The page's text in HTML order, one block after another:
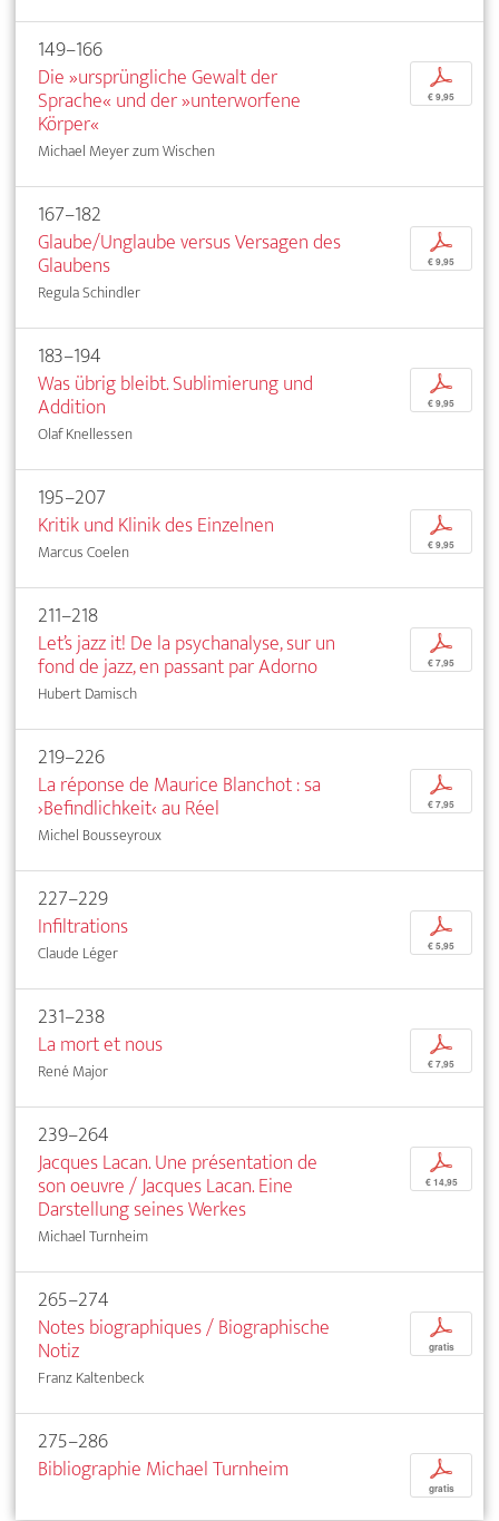
149–166
Die »ursprüngliche Gewalt der
Sprache« und der »unterworfene
Körper«
Michael Meyer zum Wischen
p
€ 9,95
167–182
Glaube/Unglaube versus Versagen des
Glaubens
Regula Schindler
p
€ 9,95
183–194
Was übrig bleibt. Sublimierung und
Addition
Olaf Knellessen
p
€ 9,95
195–207
Kritik und Klinik des Einzelnen
Marcus Coelen
p
€ 9,95
211–218
Let’s jazz it! De la psychanalyse, sur un
fond de jazz, en passant par Adorno
Hubert Damisch
p
€ 7,95
219–226
La réponse de Maurice Blanchot : sa
›Befindlichkeit‹ au Réel
Michel Bousseyroux
p
€ 7,95
227–229
Infiltrations
Claude Léger
p
€ 5,95
231–238
La mort et nous
René Major
p
€ 7,95
239–264
Jacques Lacan. Une présentation de
son oeuvre / Jacques Lacan. Eine
Darstellung seines Werkes
Michael Turnheim
p
€ 14,95
265–274
Notes biographiques / Biographische
Notiz
Franz Kaltenbeck
p
gratis
275–286
Bibliographie Michael Turnheim
p
gratis